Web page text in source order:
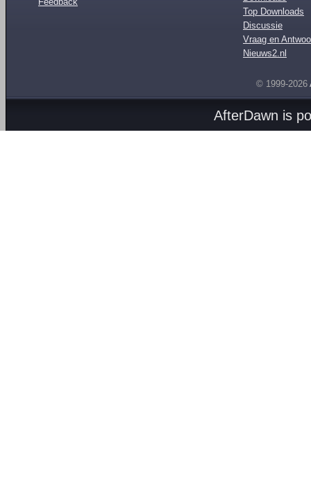
Top Downloads
Discussie
Vraag en
Nieuws2.nl
© 1999-2026
AfterDawn is